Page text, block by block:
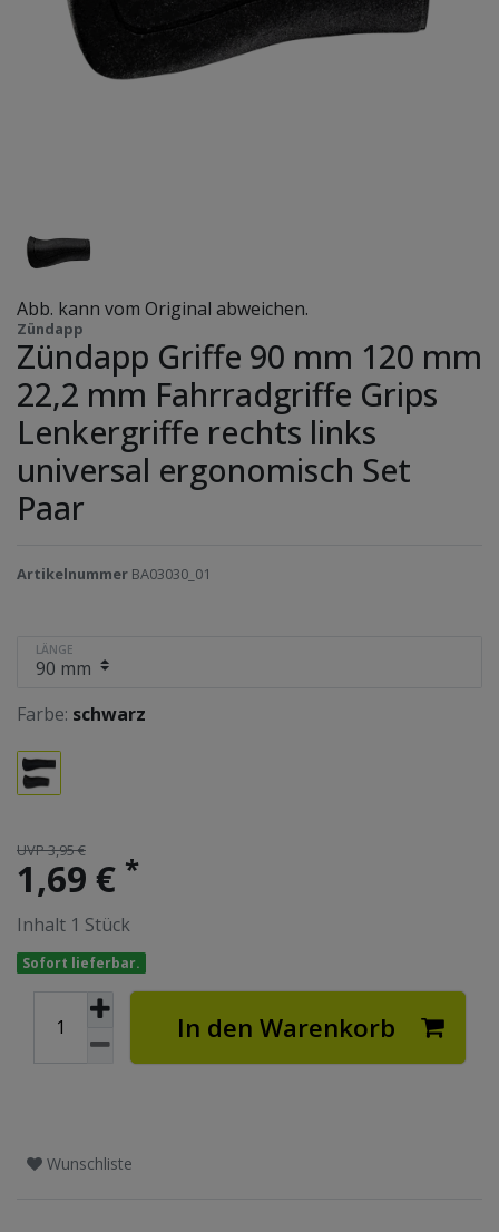
Abb. kann vom Original abweichen.
Zündapp
Zündapp Griffe 90 mm 120 mm
22,2 mm Fahrradgriffe Grips
Lenkergriffe rechts links
universal ergonomisch Set
Paar
Artikelnummer BA03030_01
LÄNGE
Farbe: schwarz
UVP 3,95 €
1,69 € *
Inhalt 1 Stück
Sofort lieferbar.
In den Warenkorb
Wunschliste